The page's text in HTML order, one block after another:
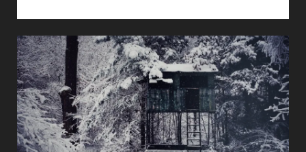
BESTENS.
ESSEN
GUT.